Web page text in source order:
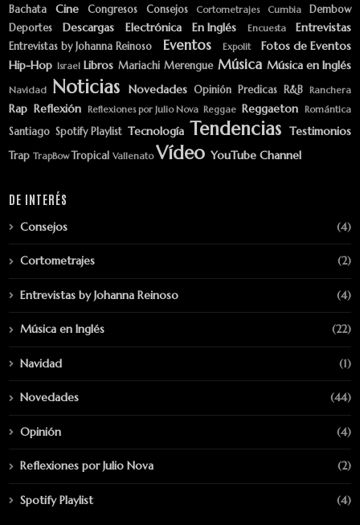
Bachata Cine Congresos Consejos Cortometrajes Cumbia
Dembow
Deportes
Descargas Electrónica En Inglés Encuesta Entrevistas
Entrevistas by Johanna Reinoso Eventos Expolit
Fotos de Eventos
Hip-Hop Israel Libros Mariachi Merengue Música Música en Inglés
Navidad Noticias Novedades Opinión Predicas R&B Ranchera
Rap Reflexión Reflexiones por Julio Nova Reggae Reggaeton Romántica
Santiago Spotify Playlist Tecnología Tendencias Testimonios
Trap TrapBow Tropical Vallenato Vídeo YouTube Channel
DE INTERÉS
Consejos (4)
Cortometrajes (2)
Entrevistas by Johanna Reinoso (4)
Música en Inglés (22)
Navidad (1)
Novedades (44)
Opinión (4)
Reflexiones por Julio Nova (2)
Spotify Playlist (4)